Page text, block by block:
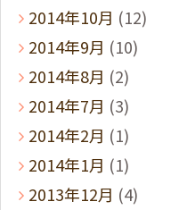
2014年10月 (12)
2014年9月 (10)
2014年8月 (2)
2014年7月 (3)
2014年2月 (1)
2014年1月 (1)
2013年12月 (4)